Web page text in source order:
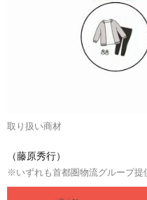
取り扱い商材
（藤原秀行）
※いずれも首都圏物流グループ提